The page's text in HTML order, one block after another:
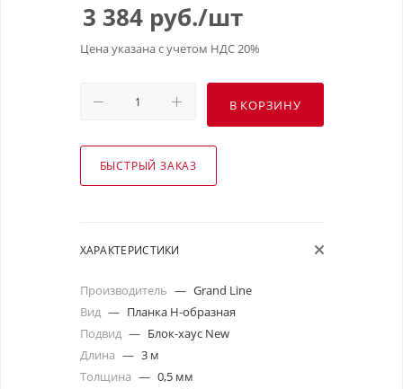
3 384руб./шт
Цена указана с учетом НДС 20%
В КОРЗИНУ
БЫСТРЫЙ ЗАКАЗ
ХАРАКТЕРИСТИКИ
Производитель — Grand Line
Вид — Планка Н-образная
Подвид — Блок-хаус New
Длина — 3 м
Толщина — 0,5 мм